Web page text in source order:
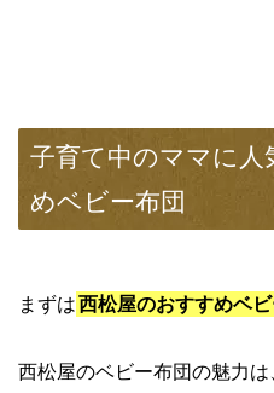
子育て中のママに人
めベビー布団
まずは西松屋のおすすめベビ
西松屋のベビー布団の魅力は